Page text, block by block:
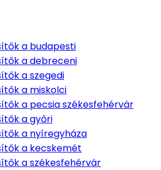
a budapesti
a debreceni
a szegedi
a miskolci
a pecsia székesfehérvár
a győri
a nyíregyháza
a kecskemét
a székesfehérvár